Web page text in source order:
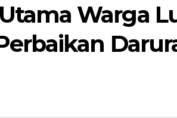
Warga